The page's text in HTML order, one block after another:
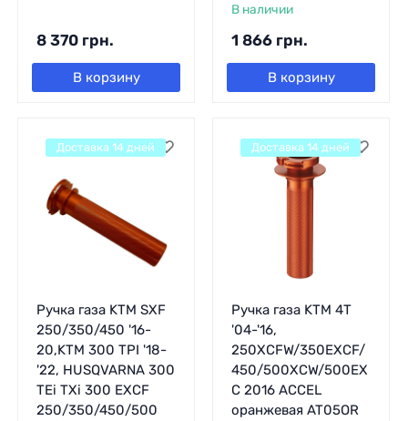
8 370 грн.
В корзину
В наличии
1 866 грн.
В корзину
Ручка газа KTM SXF
250/350/450 '16-
20,KTM 300 TPI '18-
'22, HUSQVARNA 300
TEi TXi 300 EXCF
250/350/450/500
Доставка 14 дней
Ручка газа KTM 4T
'04-'16,
250XCFW/350EXCF/
450/500XCW/500EX
C 2016 ACCEL
оранжевая AT05OR
Доставка 14 дней